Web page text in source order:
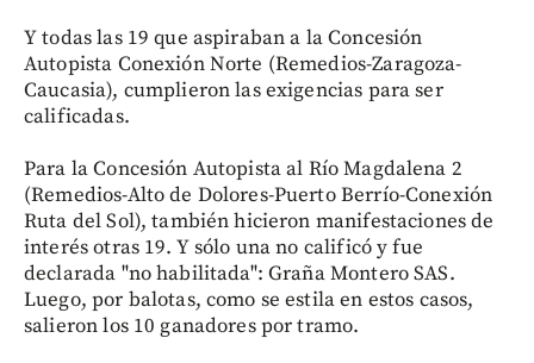
Y todas las 19 que aspiraban a la Concesión
Autopista Conexión Norte (Remedios-Zaragoza-
Caucasia), cumplieron las exigencias para ser
calificadas.
Para la Concesión Autopista al Río Magdalena 2
(Remedios-Alto de Dolores-Puerto Berrío-Conexión
Ruta del Sol), también hicieron manifestaciones de
interés otras 19. Y sólo una no calificó y fue
declarada "no habilitada": Graña Montero SAS.
Luego, por balotas, como se estila en estos casos,
salieron los 10 ganadores por tramo.